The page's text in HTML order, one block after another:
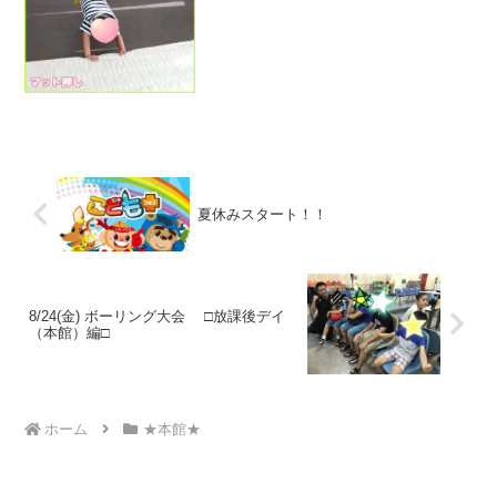
夏休みスタート！！
8/24(金) ボーリング大会 □放課後デイ
（本館）編□
ホーム ★本館★